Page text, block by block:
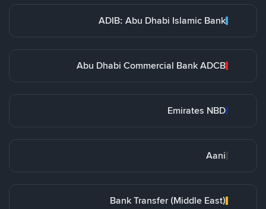
ADIB: Abu Dhabi Islamic Bank
Abu Dhabi Commercial Bank ADCB
Emirates NBD
Aani
Bank Transfer (Middle East)